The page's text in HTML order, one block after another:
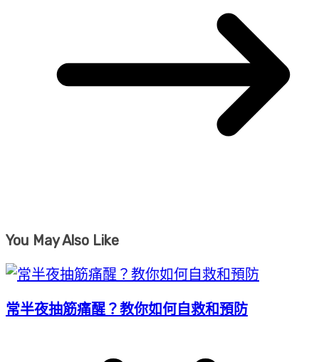
You May Also Like
常半夜抽筋痛醒？教你如何自救和預防